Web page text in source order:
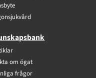
om ögat
frågor